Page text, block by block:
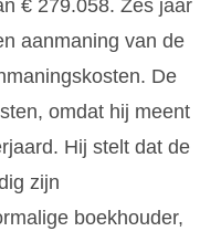
€ 279.058. Zes jaar
aanmaning van de
De
omdat hij meent
Hij stelt dat de
zijn
boekhouder,